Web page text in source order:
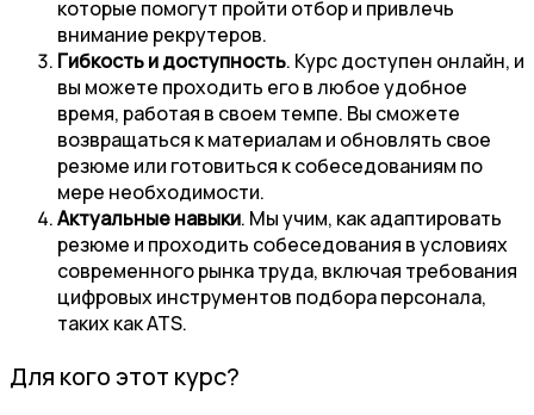
которые помогут пройти отбор и привлечь
внимание рекрутеров.
Гибкость и доступность. Курс доступен онлайн, и
вы можете проходить его в любое удобное
время, работая в своем темпе. Вы сможете
возвращаться к материалам и обновлять свое
резюме или готовиться к собеседованиям по
мере необходимости.
Актуальные навыки. Мы учим, как адаптировать
резюме и проходить собеседования в условиях
современного рынка труда, включая требования
цифровых инструментов подбора персонала,
таких как ATS.
Для кого этот курс?